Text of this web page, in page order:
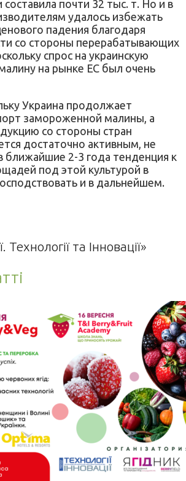
составила почти 32 тыс. т. Но и в
удалось избежать
падения благодаря
со стороны перерабатывающих
спрос на украинскую
на рынке ЕС был очень
Украина продолжает
замороженной малины, а
со стороны стран
достаточно активным, не
ближайшие 2-3 года тенденция к
под этой культурой в
и в дальнейшем.
та Інновації»